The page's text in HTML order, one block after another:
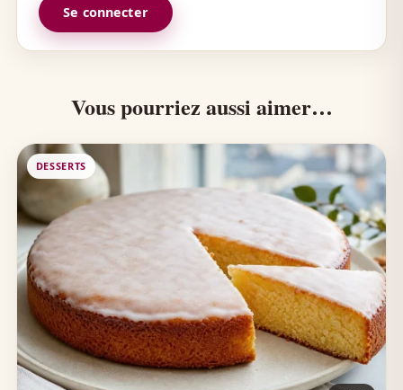
Se connecter
Vous pourriez aussi aimer…
DESSERTS